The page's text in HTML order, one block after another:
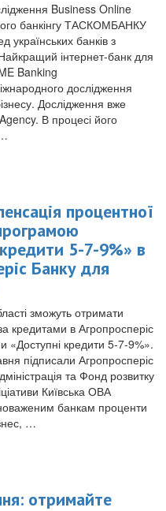
Business Online
банкінгу ТАСКОМБАНКУ
українських банків з
інтернет-банк для
Banking
дослідження
Дослідження вже
В процесі його
процентної
5-7-9%» в
Банку для
зможуть отримати
кредитами в Агропросперіс
«Доступні кредити 5-7-9%».
підписали Агропросперіс
та Фонд розвитку
Київська ОВА
банкам проценти
…
отримайте